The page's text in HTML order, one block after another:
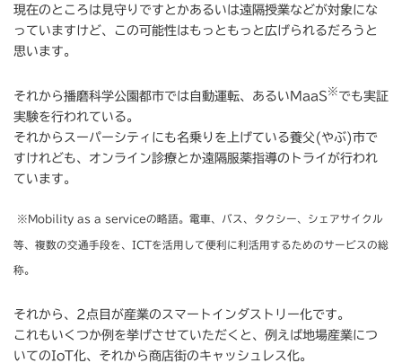
現在のところは見守りですとかあるいは遠隔授業などが対象にな
っていますけど、この可能性はもっともっと広げられるだろうと
思います。
それから播磨科学公園都市では自動運転、あるいMaaS※でも実証
実験を行われている。
それからスーパーシティにも名乗りを上げている養父(やぶ)市で
すけれども、オンライン診療とか遠隔服薬指導のトライが行われ
ています。
※Mobility as a serviceの略語。電車、バス、タクシー、シェアサイクル
等、複数の交通手段を、ICTを活用して便利に利活用するためのサービスの総
称。
それから、2点目が産業のスマートインダストリー化です。
これもいくつか例を挙げさせていただくと、例えば地場産業につ
いてのIoT化、それから商店街のキャッシュレス化。